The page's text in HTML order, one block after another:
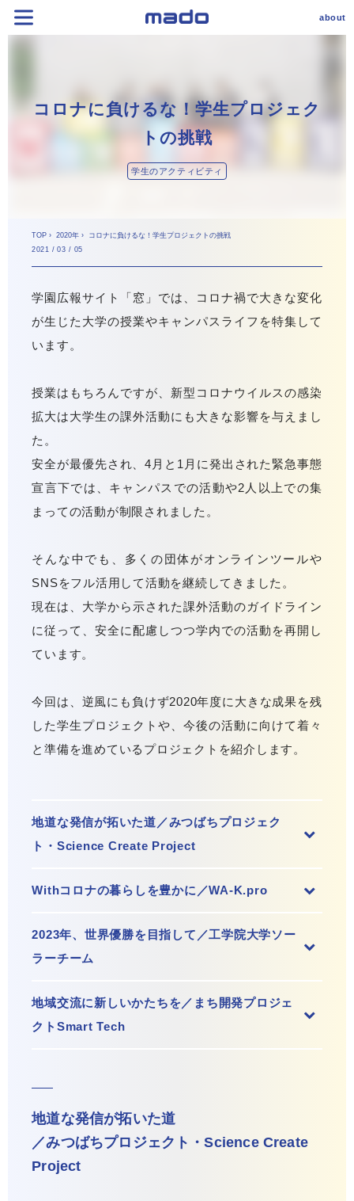
about
コロナに負けるな！学生プロジェク
トの挑戦
学生のアクティビティ
TOP › 2020年 ›
コロナに負けるな！学生プロジェクトの挑戦
2021 / 03 / 05
学園広報サイト「窓」では、コロナ禍で大きな変化
が生じた大学の授業やキャンパスライフを特集して
います。
授業はもちろんですが、新型コロナウイルスの感染
拡大は大学生の課外活動にも大きな影響を与えまし
た。
安全が最優先され、4月と1月に発出された緊急事態
宣言下では、キャンパスでの活動や2人以上での集
まっての活動が制限されました。
そんな中でも、多くの団体がオンラインツールや
SNSをフル活用して活動を継続してきました。
現在は、大学から示された課外活動のガイドライン
に従って、安全に配慮しつつ学内での活動を再開し
ています。
今回は、逆風にも負けず2020年度に大きな成果を残
した学生プロジェクトや、今後の活動に向けて着々
と準備を進めているプロジェクトを紹介します。
地道な発信が拓いた道／みつばちプロジェク
ト・Science Create Project
Withコロナの暮らしを豊かに／WA-K.pro
2023年、世界優勝を目指して／工学院大学ソー
ラーチーム
地域交流に新しいかたちを／まち開発プロジェ
クトSmart Tech
地道な発信が拓いた道
／みつばちプロジェクト・Science Create
Project